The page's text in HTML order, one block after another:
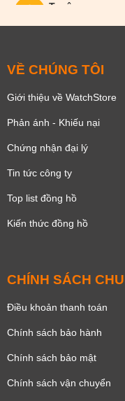
Tuyên
VỀ CHÚNG TÔI
Giới thiệu về WatchStore
Phản ánh - Khiếu nại
Chứng nhận đại lý
Tin tức công ty
Top list đồng hồ
Kiến thức đồng hồ
CHÍNH SÁCH
Điều khoản thanh toán
Chính sách bảo hành
Chính sách bảo mật
Chính sách vận chuyển